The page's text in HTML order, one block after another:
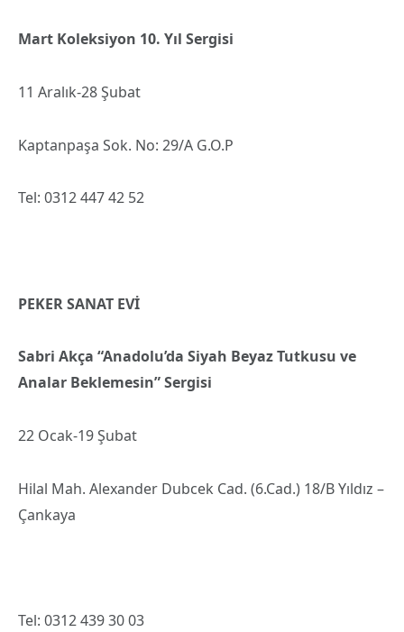
Mart Koleksiyon 10. Yıl Sergisi
11 Aralık-28 Şubat
Kaptanpaşa Sok. No: 29/A G.O.P
Tel: 0312 447 42 52
PEKER SANAT EVİ
Sabri Akça “Anadolu’da Siyah Beyaz Tutkusu ve
Analar Beklemesin” Sergisi
22 Ocak-19 Şubat
Hilal Mah. Alexander Dubcek Cad. (6.Cad.) 18/B Yıldız –
Çankaya
Tel: 0312 439 30 03